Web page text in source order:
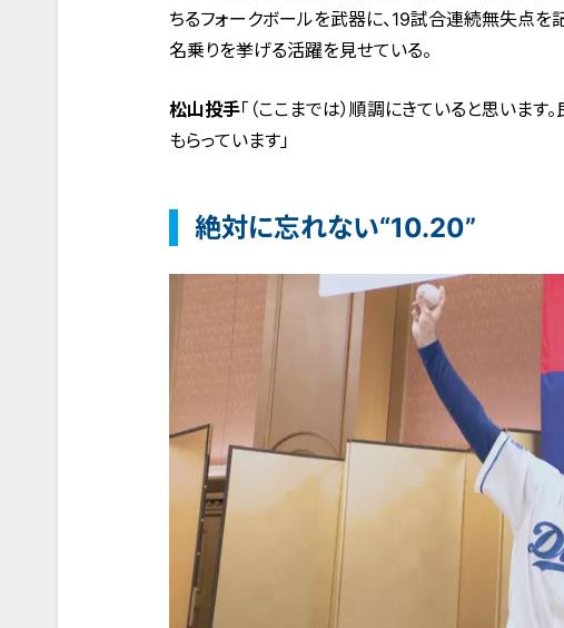
ちるフォークボールを武器に、19試合連続無失点を
名乗りを挙げる活躍を見せている。
松山投手「（ここまでは）順調にきていると思いま
もらっています」
絶対に忘れない“10.20”